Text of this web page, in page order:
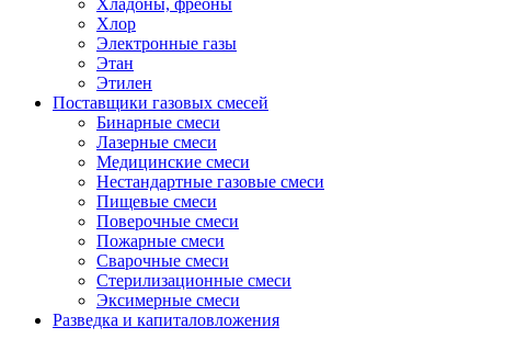
Хладоны, фреоны
Хлор
Электронные газы
Этан
Этилен
Поставщики газовых смесей
Бинарные смеси
Лазерные смеси
Медицинские смеси
Нестандартные газовые смеси
Пищевые смеси
Поверочные смеси
Пожарные смеси
Сварочные смеси
Стерилизационные смеси
Эксимерные смеси
Разведка и капиталовложения